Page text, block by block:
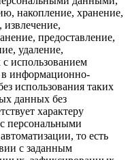
накопление, хранение,
предоставление,
удаление,
использованием
в информационно-
использования таких
данных без
характеру
персональными
то есть
с заданным